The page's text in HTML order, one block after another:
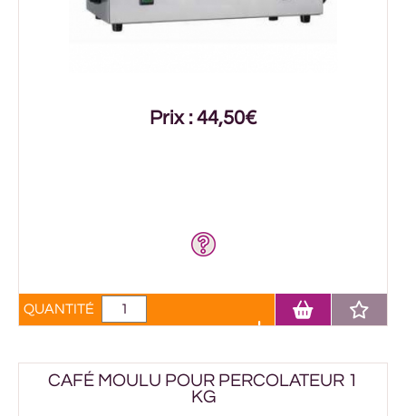
Prix : 44,50€
QUANTITÉ
CAFÉ MOULU POUR PERCOLATEUR 1
KG